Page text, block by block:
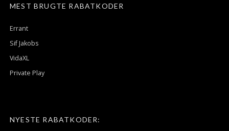
MEST BRUGTE RABATKODER
Errant
Sif Jakobs
VidaXL
Private Play
NYESTE RABATKODER: